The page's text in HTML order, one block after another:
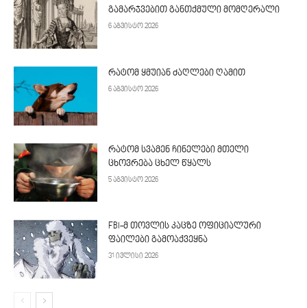
გამარჯვებით განთქმული მომღერალი
6 აგვისტო 2026
რატომ ყმუიან ძაღლები ღამით
6 აგვისტო 2026
რატომ სვამენ ჩინელები მთელი
ცხოვრება ცხელ წყალს
5 აგვისტო 2026
FBI-მ თოვლის კაცზე ოფიციალური
ფაილები გამოაქვეყნა
31 ივლისი 2026